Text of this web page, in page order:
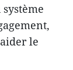
le